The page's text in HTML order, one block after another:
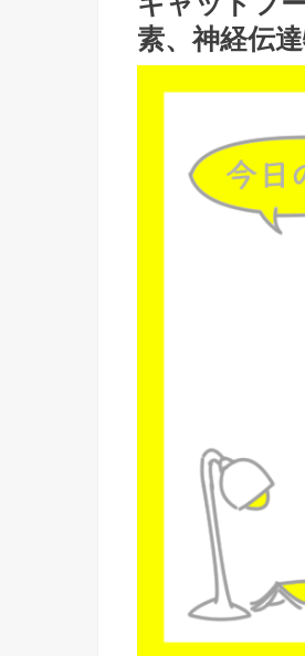
素、神経伝